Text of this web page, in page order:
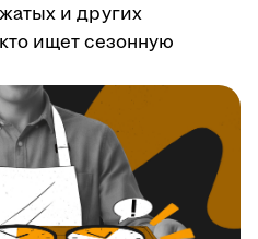
и других
ищет сезонную